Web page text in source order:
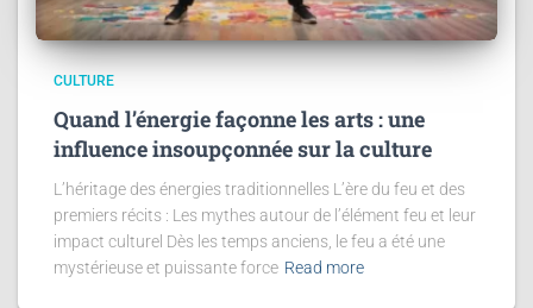
CULTURE
Quand l’énergie façonne les arts : une
influence insoupçonnée sur la culture
L’héritage des énergies traditionnelles L’ère du feu et des
premiers récits : Les mythes autour de l’élément feu et leur
impact culturel Dès les temps anciens, le feu a été une
mystérieuse et puissante force Read more